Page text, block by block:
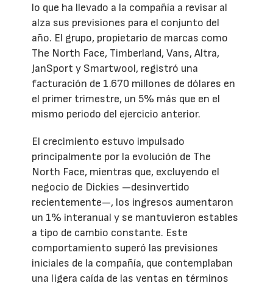
lo que ha llevado a la compañía a revisar al
alza sus previsiones para el conjunto del
año. El grupo, propietario de marcas como
The North Face, Timberland, Vans, Altra,
JanSport y Smartwool, registró una
facturación de 1.670 millones de dólares en
el primer trimestre, un 5% más que en el
mismo periodo del ejercicio anterior.
El crecimiento estuvo impulsado
principalmente por la evolución de The
North Face, mientras que, excluyendo el
negocio de Dickies —desinvertido
recientemente—, los ingresos aumentaron
un 1% interanual y se mantuvieron estables
a tipo de cambio constante. Este
comportamiento superó las previsiones
iniciales de la compañía, que contemplaban
una ligera caída de las ventas en términos